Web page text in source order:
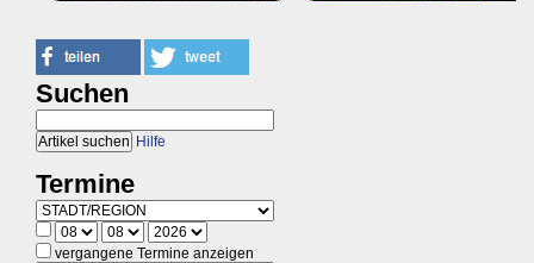
Suchen
Hilfe
Termine
vergangene Termine anzeigen